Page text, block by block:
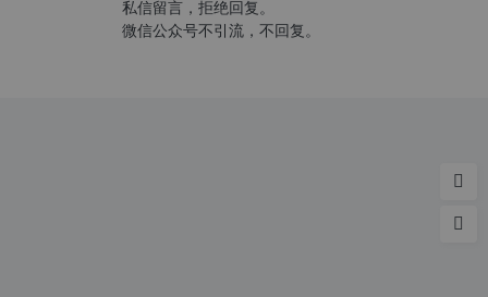
私信留言，拒绝回复。
微信公众号不引流，不回复。